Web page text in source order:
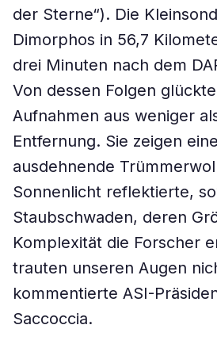
der Sterne“). Die
Dimorphos in 56,7
drei Minuten nach dem
Von dessen Folgen
Aufnahmen aus weniger
Entfernung. Sie zeigen
ausdehnende
Sonnenlicht reflektierte,
Staubschwaden, deren
Komplexität die Forscher
trauten unseren Augen
kommentierte ASI-
Saccoccia.